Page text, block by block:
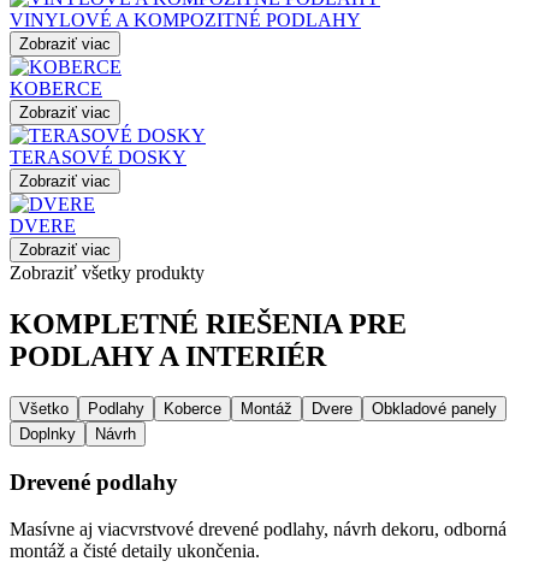
VINYLOVÉ A KOMPOZITNÉ PODLAHY
Zobraziť viac
KOBERCE
Zobraziť viac
TERASOVÉ DOSKY
Zobraziť viac
DVERE
Zobraziť viac
Zobraziť všetky produkty
KOMPLETNÉ RIEŠENIA PRE
PODLAHY A INTERIÉR
Všetko Podlahy Koberce Montáž Dvere
Obkladové panely
Doplnky
Návrh
Drevené podlahy
Masívne aj viacvrstvové drevené podlahy, návrh dekoru, odborná
montáž a čisté detaily ukončenia.